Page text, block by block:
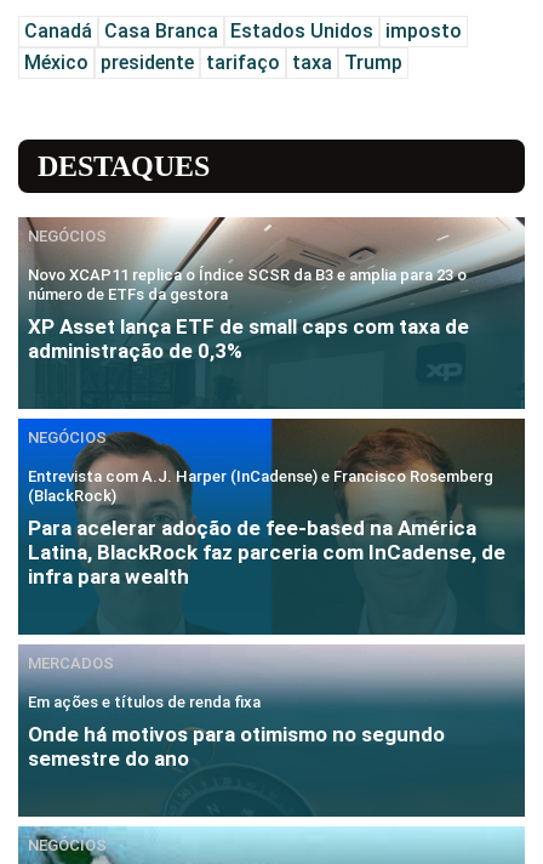
Canadá Casa Branca Estados Unidos
imposto
México
presidente tarifaço taxa Trump
DESTAQUES
NEGÓCIOS
Novo XCAP11 replica o Índice SCSR da B3 e amplia para 23 o
número de ETFs da gestora
XP Asset lança ETF de small caps com taxa de
administração de 0,3%
NEGÓCIOS
Entrevista com A.J. Harper (InCadense) e Francisco Rosemberg
(BlackRock)
Para acelerar adoção de fee-based na América
Latina, BlackRock faz parceria com InCadense, de
infra para wealth
MERCADOS
Em ações e títulos de renda fixa
Onde há motivos para otimismo no segundo
semestre do ano
NEGÓCIOS